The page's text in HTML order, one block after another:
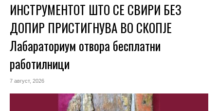
ИНСТРУМЕНТОТ ШТО СЕ СВИРИ БЕЗ
ДОПИР ПРИСТИГНУВА ВО СКОПЈЕ
Лабараториум отвора бесплатни
работилници
7 август, 2026